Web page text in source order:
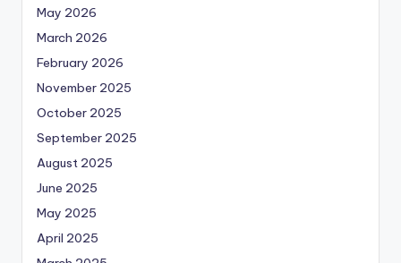
May 2026
March 2026
February 2026
November 2025
October 2025
September 2025
August 2025
June 2025
May 2025
April 2025